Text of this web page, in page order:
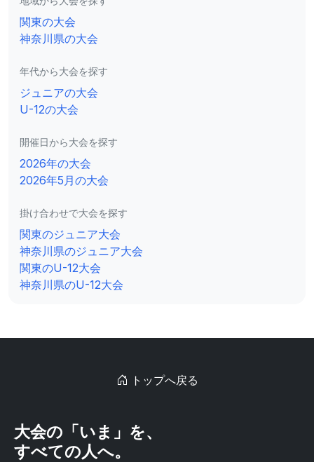
関東の大会
神奈川県の大会
年代から大会を探す
ジュニアの大会
U-12の大会
開催日から大会を探す
2026年の大会
2026年5月の大会
掛け合わせで大会を探す
関東のジュニア大会
神奈川県のジュニア大会
関東のU-12大会
神奈川県のU-12大会
トップへ戻る
大会の「いま」を、
すべての人へ。